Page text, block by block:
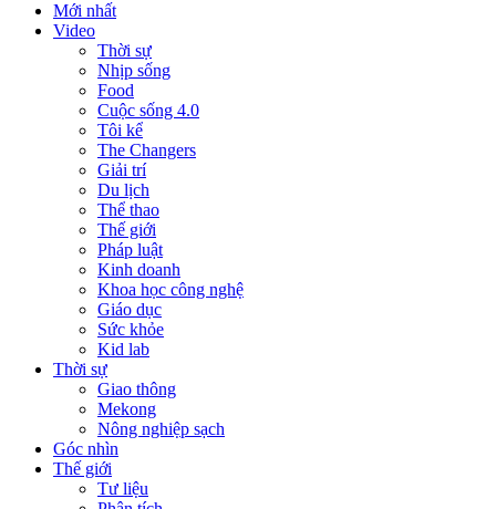
Mới nhất
Video
Thời sự
Nhịp sống
Food
Cuộc sống 4.0
Tôi kể
The Changers
Giải trí
Du lịch
Thể thao
Thế giới
Pháp luật
Kinh doanh
Khoa học công nghệ
Giáo dục
Sức khỏe
Kid lab
Thời sự
Giao thông
Mekong
Nông nghiệp sạch
Góc nhìn
Thế giới
Tư liệu